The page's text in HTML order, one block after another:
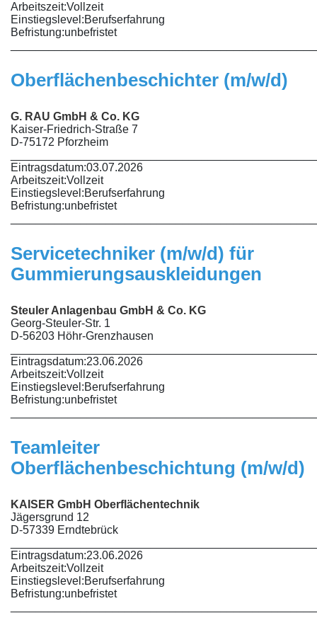
Arbeitszeit:Vollzeit
Einstiegslevel:Berufserfahrung
Befristung:unbefristet
Oberflächenbeschichter (m/w/d)
G. RAU GmbH & Co. KG
Kaiser-Friedrich-Straße 7
D-75172 Pforzheim
Eintragsdatum:03.07.2026
Arbeitszeit:Vollzeit
Einstiegslevel:Berufserfahrung
Befristung:unbefristet
Servicetechniker (m/w/d) für
Gummierungsauskleidungen
Steuler Anlagenbau GmbH & Co. KG
Georg-Steuler-Str. 1
D-56203 Höhr-Grenzhausen
Eintragsdatum:23.06.2026
Arbeitszeit:Vollzeit
Einstiegslevel:Berufserfahrung
Befristung:unbefristet
Teamleiter
Oberflächenbeschichtung (m/w/d)
KAISER GmbH Oberflächentechnik
Jägersgrund 12
D-57339 Erndtebrück
Eintragsdatum:23.06.2026
Arbeitszeit:Vollzeit
Einstiegslevel:Berufserfahrung
Befristung:unbefristet